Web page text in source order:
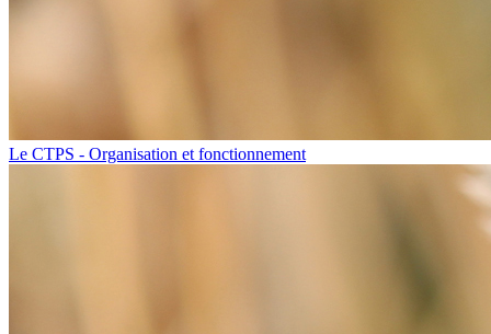
Le CTPS - Organisation et fonctionnement​